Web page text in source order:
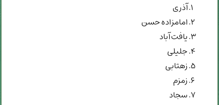
آذری
امامزاده حسن
یافت آباد
جلیلی
زهتابی
زمزم
سجاد